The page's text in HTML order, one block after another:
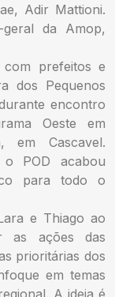
Adir Mattioni.
da Amop,
prefeitos e
dos Pequenos
encontro
Oeste em
em Cascavel.
POD acabou
para todo o
e Thiago ao
as ações das
prioritárias dos
em temas
A ideia é